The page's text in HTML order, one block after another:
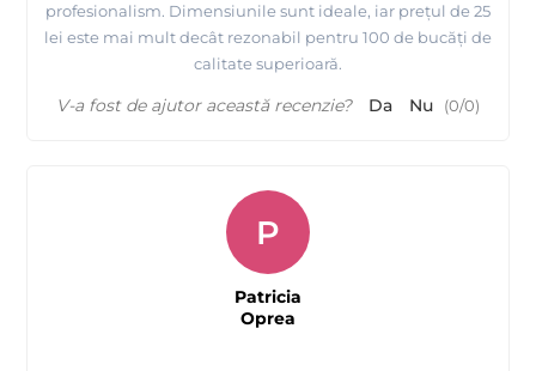
profesionalism. Dimensiunile sunt ideale, iar prețul de 25
lei este mai mult decât rezonabil pentru 100 de bucăți de
calitate superioară.
V-a fost de ajutor această recenzie? Da Nu (0/0)
P
Patricia
Oprea